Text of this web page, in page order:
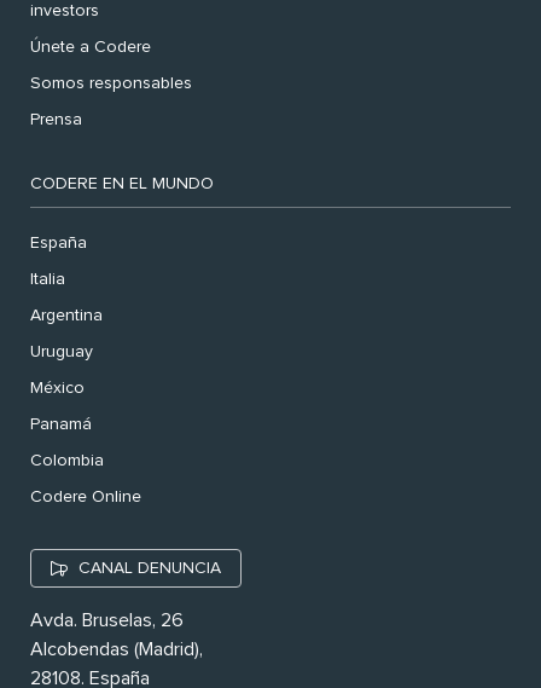
investors
Únete a Codere
Somos responsables
Prensa
CODERE EN EL MUNDO
España
Italia
Argentina
Uruguay
México
Panamá
Colombia
Codere Online
CANAL DENUNCIA
Avda. Bruselas, 26
Alcobendas (Madrid),
28108. España